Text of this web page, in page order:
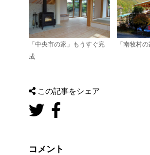
「中央市の家」もうすぐ完
成
「南牧村
この記事をシェア
コメント